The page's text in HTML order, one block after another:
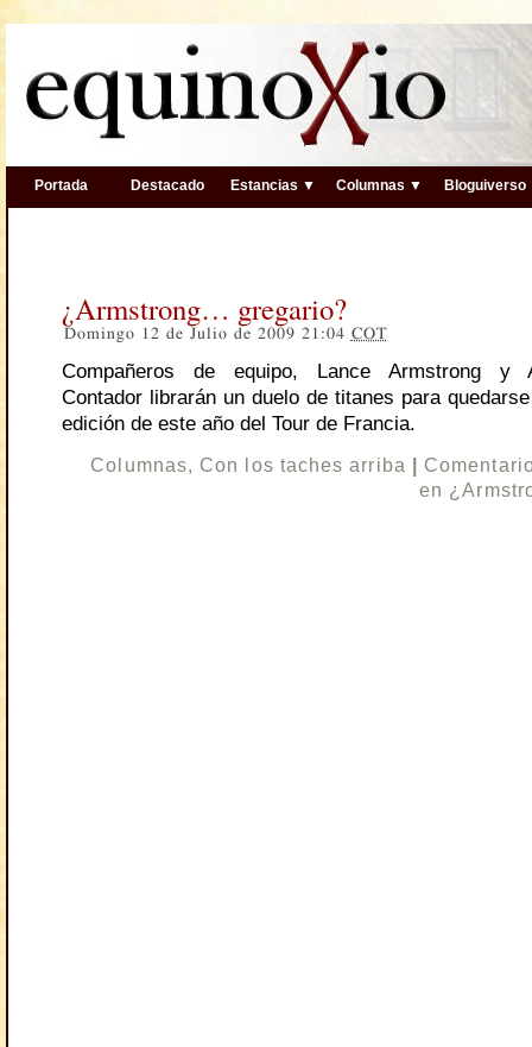
Portada Destacado Estancias ▼ Columnas ▼ Bloguiverso
¿Armstrong… gregario?
Domingo 12 de Julio de 2009 21:04 COT
Compañeros de equipo, Lance Armstrong y
Contador librarán un duelo de titanes para
edición de este año del Tour de Francia.
Columnas, Con los taches arriba
en